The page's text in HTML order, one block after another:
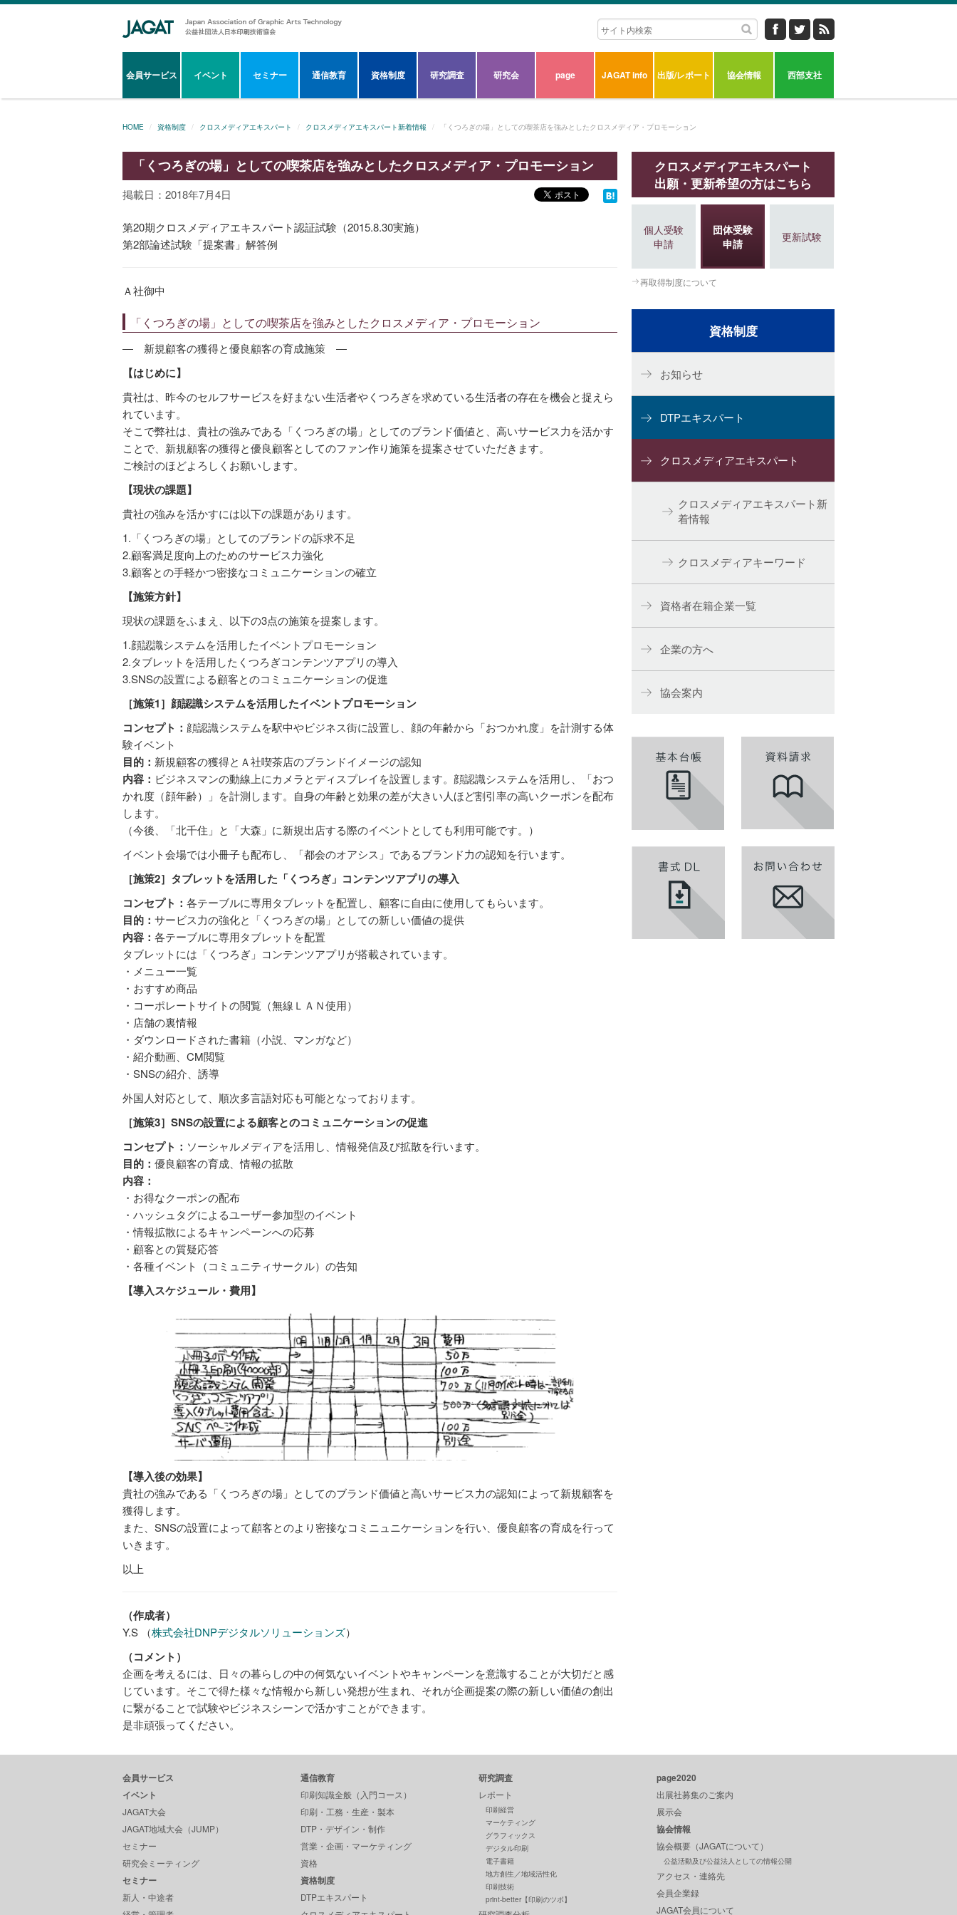
会員サービス イベント セミナー 通信教育 資格制度 研究調査 研究会 page JAGAT info 出版/レポート 協会情報 西部支社
HOME 資格制度 クロスメディアエキスパート クロスメディアエキスパート新着情報 「くつろぎの場」としての喫茶店を強みとしたクロスメディア・プロモーション
「くつろぎの場」としての喫茶店を強みとしたクロスメディア・プロモーション
掲載日：2018年7月4日
第20期クロスメディアエキスパート認証試験（2015.8.30実施）
第2部論述試験「提案書」解答例
Ａ社御中
「くつろぎの場」としての喫茶店を強みとしたクロスメディア・プロモーション
― 新規顧客の獲得と優良顧客の育成施策 ―
【はじめに】
貴社は、昨今のセルフサービスを好まない生活者やくつろぎを求めている生活者の存在を機会と捉えら
れています。
そこで弊社は、貴社の強みである「くつろぎの場」としてのブランド価値と、高いサービス力を活かす
ことで、新規顧客の獲得と優良顧客としてのファン作り施策を提案させていただきます。
ご検討のほどよろしくお願いします。
【現状の課題】
貴社の強みを活かすには以下の課題があります。
1.「くつろぎの場」としてのブランドの訴求不足
2.顧客満足度向上のためのサービス力強化
3.顧客との手軽かつ密接なコミュニケーションの確立
【施策方針】
現状の課題をふまえ、以下の3点の施策を提案します。
1.顔認識システムを活用したイベントプロモーション
2.タブレットを活用したくつろぎコンテンツアプリの導入
3.SNSの設置による顧客とのコミュニケーションの促進
［施策1］顔認識システムを活用したイベントプロモーション
コンセプト： 顔認識システムを駅中やビジネス街に設置し、顔の年齢から「おつかれ度」を計測する体
験イベント
目的： 新規顧客の獲得とＡ社喫茶店のブランドイメージの認知
内容： ビジネスマンの動線上にカメラとディスプレイを設置します。顔認識システムを活用し、「おつ
かれ度（顔年齢）」を計測します。自身の年齢と効果の差が大きい人ほど割引率の高いクーポンを配布
します。
（今後、「北千住」と「大森」に新規出店する際のイベントとしても利用可能です。）
イベント会場では小冊子も配布し、「都会のオアシス」であるブランド力の認知を行います。
［施策2］タブレットを活用した「くつろぎ」コンテンツアプリの導入
コンセプト： 各テーブルに専用タブレットを配置し、顧客に自由に使用してもらいます。
目的： サービス力の強化と「くつろぎの場」としての新しい価値の提供
内容： 各テーブルに専用タブレットを配置
タブレットには「くつろぎ」コンテンツアプリが搭載されています。
・メニュー一覧
・おすすめ商品
・コーポレートサイトの閲覧（無線ＬＡＮ使用）
・店舗の裏情報
・ダウンロードされた書籍（小説、マンガなど）
・紹介動画、CM閲覧
・SNSの紹介、誘導
外国人対応として、順次多言語対応も可能となっております。
［施策3］SNSの設置による顧客とのコミュニケーションの促進
コンセプト： ソーシャルメディアを活用し、情報発信及び拡散を行います。
目的： 優良顧客の育成、情報の拡散
内容：
・お得なクーポンの配布
・ハッシュタグによるユーザー参加型のイベント
・情報拡散によるキャンペーンへの応募
・顧客との質疑応答
・各種イベント（コミュニティサークル）の告知
【導入スケジュール・費用】
【導入後の効果】
貴社の強みである「くつろぎの場」としてのブランド価値と高いサービス力の認知によって新規顧客を
獲得します。
また、SNSの設置によって顧客とのより密接なコミニュニケーションを行い、優良顧客の育成を行って
いきます。
以上
（作成者）
Y.S （株式会社DNPデジタルソリューションズ）
（コメント）
企画を考えるには、日々の暮らしの中の何気ないイベントやキャンペーンを意識することが大切だと感
じています。そこで得た様々な情報から新しい発想が生まれ、それが企画提案の際の新しい価値の創出
に繋がることで試験やビジネスシーンで活かすことができます。
是非頑張ってください。
クロスメディアエキスパート
出願・更新希望の方はこちら
個人受験
申請
団体受験
申請
更新試験
再取得制度について
資格制度
お知らせ
DTPエキスパート
クロスメディアエキスパート
クロスメディアエキスパート新
着情報
クロスメディアキーワード
資格者在籍企業一覧
企業の方へ
協会案内
会員サービス
イベント
JAGAT大会
JAGAT地域大会（JUMP）
セミナー
研究会ミーティング
セミナー
新人・中途者
通信教育
印刷知識全般（入門コース）
印刷・工務・生産・製本
DTP・デザイン・制作
営業・企画・マーケティング
資格
資格制度
DTPエキスパート
研究調査
レポート
印刷経営
マーケティング
グラフィックス
デジタル印刷
電子書籍
地方創生／地域活性化
印刷技術
print-better【印刷のツボ】
page2020
出展社募集のご案内
展示会
協会情報
協会概要（JAGATについて）
公益活動及び公益法人としての情報公開
アクセス・連絡先
会員企業録
JAGAT会員について